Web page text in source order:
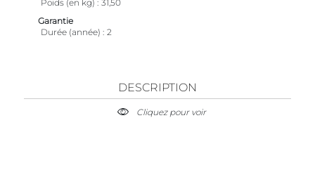
Poids (en kg)
31,50
Garantie
Durée (année)
2
DESCRIPTION
Cliquez pour voir